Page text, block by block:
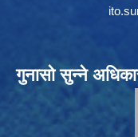
गुनासो सुन्ने